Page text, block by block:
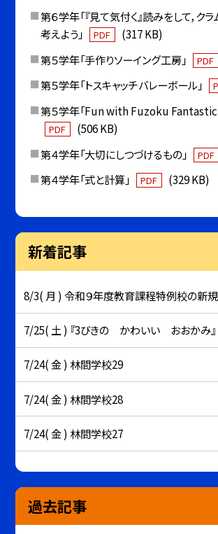
第６学年「『見て気付く』読みをして，ク
考えよう」
PDF
(317 KB)
第５学年「手作りソーイング工房」
PDF
第５学年「トスキャッチバレーボール」
第５学年「Fun with Fuzoku Fantastic
PDF
(506 KB)
第４学年「大切にしつづけるもの」
PDF
第４学年「式と計算」
PDF (329 KB)
新着記事
8/3( 月 ) 令和９年度教育課程特例校の新
7/25( 土 ) 『3びきの かわいい おおかみ』
7/24( 金 ) 林間学校29
7/24( 金 ) 林間学校28
7/24( 金 ) 林間学校27
過去記事